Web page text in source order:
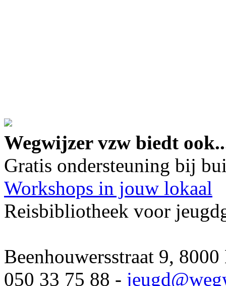
Wegwijzer vzw biedt
Gratis ondersteuning bij
Workshops in jouw lokaal
Reisbibliotheek voor
Beenhouwersstraat 9,
050 33 75 88 - jeugd